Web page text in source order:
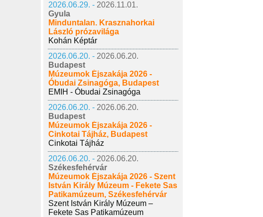
2026.06.29. - 2026.11.01.
Gyula
Minduntalan. Krasznahorkai
László prózavilága
Kohán Képtár
2026.06.20. - 2026.06.20.
Budapest
Múzeumok Éjszakája 2026 -
Óbudai Zsinagóga, Budapest
EMIH - Óbudai Zsinagóga
2026.06.20. - 2026.06.20.
Budapest
Múzeumok Éjszakája 2026 -
Cinkotai Tájház, Budapest
Cinkotai Tájház
2026.06.20. - 2026.06.20.
Székesfehérvár
Múzeumok Éjszakája 2026 - Szent
István Király Múzeum - Fekete Sas
Patikamúzeum, Székesfehérvár
Szent István Király Múzeum –
Fekete Sas Patikamúzeum